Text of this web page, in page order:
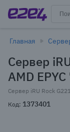
Главная
Сервер
AMD
Код: 1373401